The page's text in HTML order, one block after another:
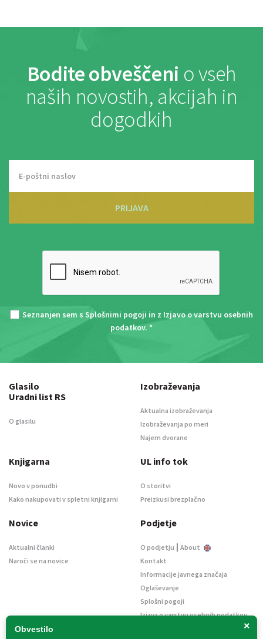
Bodite obveščeni o vseh
naših novostih, akcijah in
dogodkih
PRIJAVA
Seznanjen sem s Splošnimi pogoji in z Izjavo o varstvu osebnih
podatkov. *
×
Obvestilo
Glasilo
Uradni list RS
O glasilu
Izobraževanja
Aktualna izobraževanja
Izobraževanja po meri
Najem dvorane
Knjigarna
Novo v ponudbi
Kako nakupovati v spletni knjigarni
UL info tok
O storitvi
Preizkusi brezplačno
Novice
Aktualni članki
Naroči se na novice
Podjetje
O podjetju | About
Kontakt
Informacije javnega značaja
Oglaševanje
Splošni pogoji
Izjava o varstvu osebnih podatkov